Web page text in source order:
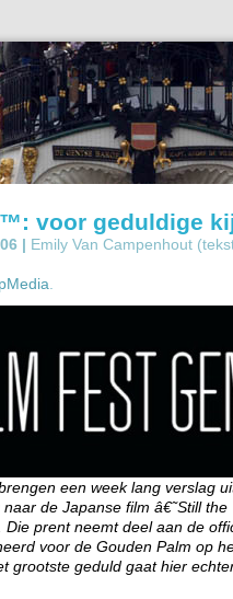
voor geduldige
| Emily Van Campenhout
een week lang verslag
de Japanse film â€˜Still
prent neemt deel aan de
voor de Gouden Palm op
grootste geduld gaat hier